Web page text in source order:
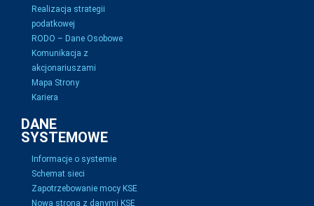
Realizacja strategii
podatkowej
RODO – Dane Osobowe
Komunikacja z
akcjonariuszami
Mapa Strony
Kariera
DANE
SYSTEMOWE
Informacje o systemie
Schemat sieci
Zapotrzebowanie mocy KSE
Nowa strona z danymi KSE